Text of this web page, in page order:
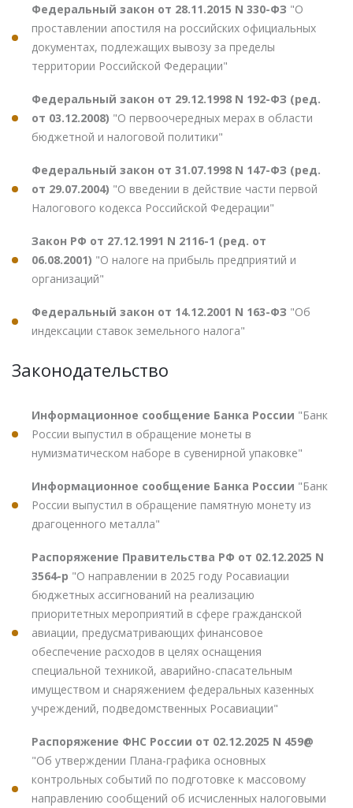
Федеральный закон от 28.11.2015 N 330-ФЗ "О
проставлении апостиля на российских официальных
документах, подлежащих вывозу за пределы
территории Российской Федерации"
Федеральный закон от 29.12.1998 N 192-ФЗ (ред.
от 03.12.2008) "О первоочередных мерах в области
бюджетной и налоговой политики"
Федеральный закон от 31.07.1998 N 147-ФЗ (ред.
от 29.07.2004) "О введении в действие части первой
Налогового кодекса Российской Федерации"
Закон РФ от 27.12.1991 N 2116-1 (ред. от
06.08.2001) "О налоге на прибыль предприятий и
организаций"
Федеральный закон от 14.12.2001 N 163-ФЗ "Об
индексации ставок земельного налога"
Законодательство
Информационное сообщение Банка России "Банк
России выпустил в обращение монеты в
нумизматическом наборе в сувенирной упаковке"
Информационное сообщение Банка России "Банк
России выпустил в обращение памятную монету из
драгоценного металла"
Распоряжение Правительства РФ от 02.12.2025 N
3564-р "О направлении в 2025 году Росавиации
бюджетных ассигнований на реализацию
приоритетных мероприятий в сфере гражданской
авиации, предусматривающих финансовое
обеспечение расходов в целях оснащения
специальной техникой, аварийно-спасательным
имуществом и снаряжением федеральных казенных
учреждений, подведомственных Росавиации"
Распоряжение ФНС России от 02.12.2025 N 459@
"Об утверждении Плана-графика основных
контрольных событий по подготовке к массовому
направлению сообщений об исчисленных налоговыми